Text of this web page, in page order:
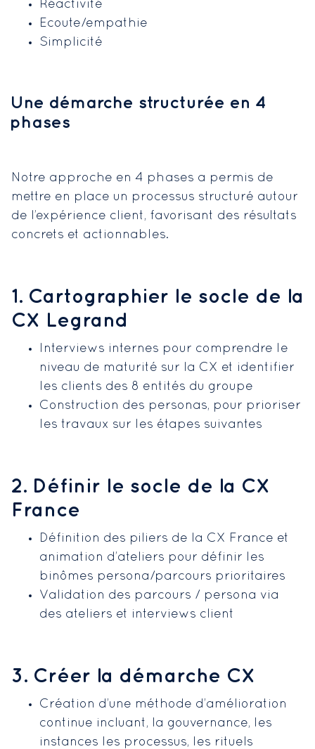
Réactivité
Ecoute/empathie
Simplicité
Une démarche structurée en 4
phases
Notre approche en 4 phases a permis de
mettre en place un processus structuré autour
de l’expérience client, favorisant des résultats
concrets et actionnables.
1. Cartographier le socle de la
CX Legrand
Interviews internes pour comprendre le
niveau de maturité sur la CX et identifier
les clients des 8 entités du groupe
Construction des personas, pour prioriser
les travaux sur les étapes suivantes
2. Définir le socle de la CX
France
Définition des piliers de la CX France et
animation d’ateliers pour définir les
binômes persona/parcours prioritaires
Validation des parcours / persona via
des ateliers et interviews client
3. Créer la démarche CX
Création d’une méthode d’amélioration
continue incluant, la gouvernance, les
instances les processus, les rituels